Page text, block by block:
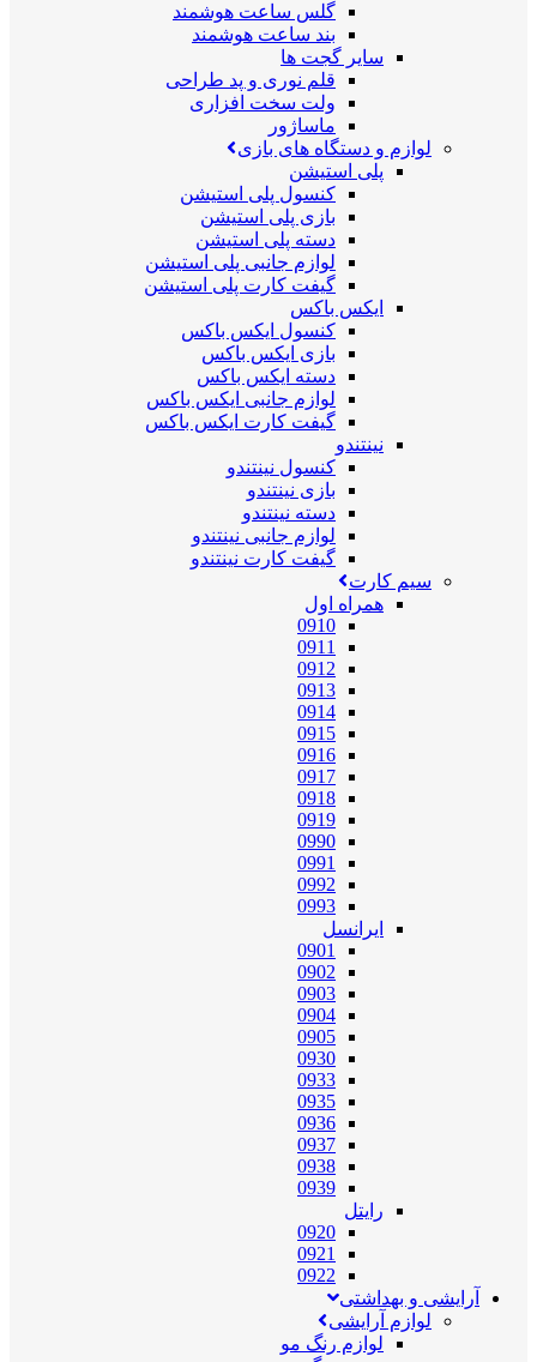
گلس ساعت هوشمند
بند ساعت هوشمند
سایر گجت ها
قلم نوری و پد طراحی
ولت سخت افزاری
ماساژور
لوازم و دستگاه های بازی
پلی استیشن
کنسول پلی استیشن
بازی پلی استیشن
دسته پلی استیشن
لوازم جانبی پلی استیشن
گیفت کارت پلی استیشن
ایکس باکس
کنسول ایکس باکس
بازی ایکس باکس
دسته ایکس باکس
لوازم جانبی ایکس باکس
گیفت کارت ایکس باکس
نینتندو
کنسول نینتندو
بازی نینتندو
دسته نینتندو
لوازم جانبی نینتندو
گیفت کارت نینتندو
سیم کارت
همراه اول
0910
0911
0912
0913
0914
0915
0916
0917
0918
0919
0990
0991
0992
0993
ایرانسل
0901
0902
0903
0904
0905
0930
0933
0935
0936
0937
0938
0939
رایتل
0920
0921
0922
آرایشی و بهداشتی
لوازم آرایشی
لوازم رنگ مو